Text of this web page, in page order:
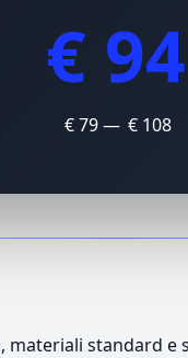
€ 94
€ 79 — € 108
standard e